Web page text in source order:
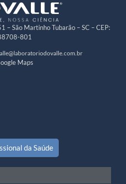
– São Martinho Tubarão – SC – CEP:
801
Maps
da Saúde